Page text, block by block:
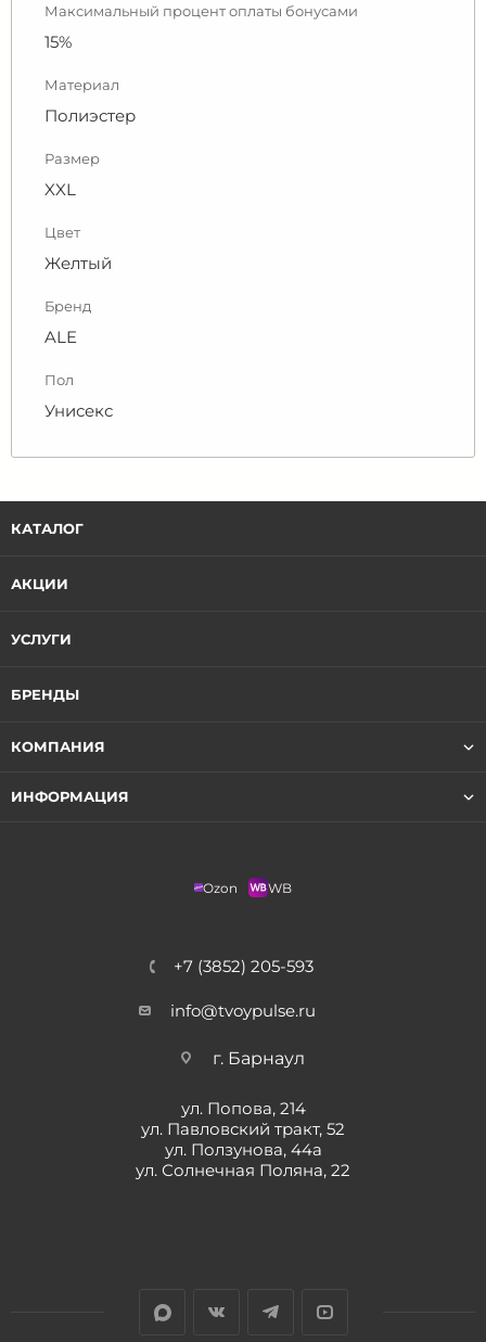
Максимальный процент оплаты бонусами
15%
Материал
Полиэстер
Размер
XXL
Цвет
Желтый
Бренд
ALE
Пол
Унисекс
КАТАЛОГ
АКЦИИ
УСЛУГИ
БРЕНДЫ
КОМПАНИЯ
ИНФОРМАЦИЯ
Ozon WB
+7 (3852) 205-593
info@tvoypulse.ru
г. Барнаул
ул. Попова, 214
ул. Павловский тракт, 52
ул. Ползунова, 44а
ул. Солнечная Поляна, 22